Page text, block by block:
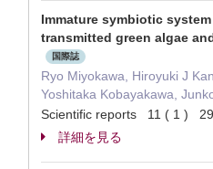
Immature symbiotic
transmitted green algae
国際誌
Ryo Miyokawa, Hiroyuki J
Yoshitaka Kobayakawa,
Scientific reports 11 ( 1 )
詳細を見る